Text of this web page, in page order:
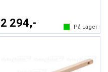
2 294,- På Lager